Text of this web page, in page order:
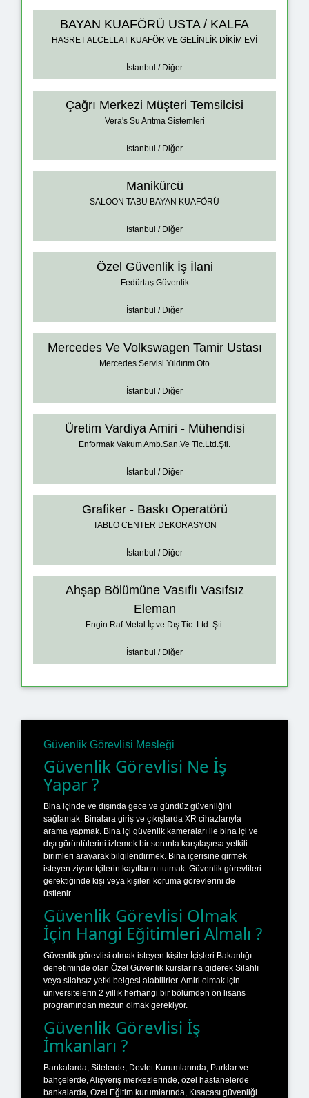
BAYAN KUAFÖRÜ USTA / KALFA
HASRET ALCELLAT KUAFÖR VE GELİNLİK DİKİM EVİ
İstanbul / Diğer
Çağrı Merkezi Müşteri Temsilcisi
Vera's Su Arıtma Sistemleri
İstanbul / Diğer
Manikürcü
SALOON TABU BAYAN KUAFÖRÜ
İstanbul / Diğer
Özel Güvenlik İş İlani
Fedürtaş Güvenlik
İstanbul / Diğer
Mercedes Ve Volkswagen Tamir Ustası
Mercedes Servisi Yıldırım Oto
İstanbul / Diğer
Üretim Vardiya Amiri - Mühendisi
Enformak Vakum Amb.San.Ve Tic.Ltd.Şti.
İstanbul / Diğer
Grafiker - Baskı Operatörü
TABLO CENTER DEKORASYON
İstanbul / Diğer
Ahşap Bölümüne Vasıflı Vasıfsız
Eleman
Engin Raf Metal İç ve Dış Tic. Ltd. Şti.
İstanbul / Diğer
Güvenlik Görevlisi Mesleği
Güvenlik Görevlisi Ne İş
Yapar ?
Bina içinde ve dışında gece ve gündüz güvenliğini
sağlamak. Binalara giriş ve çıkışlarda XR cihazlarıyla
arama yapmak. Bina içi güvenlik kameraları ile bina içi ve
dışı görüntülerini izlemek bir sorunla karşılaşırsa yetkili
birimleri arayarak bilgilendirmek. Bina içerisine girmek
isteyen ziyaretçilerin kayıtlarını tutmak. Güvenlik görevlileri
gerektiğinde kişi veya kişileri koruma görevlerini de
üstlenir.
Güvenlik Görevlisi Olmak
İçin Hangi Eğitimleri Almalı ?
Güvenlik görevlisi olmak isteyen kişiler İçişleri Bakanlığı
denetiminde olan Özel Güvenlik kurslarına giderek Silahlı
veya silahsız yetki belgesi alabilirler. Amiri olmak için
üniversitelerin 2 yıllık herhangi bir bölümden ön lisans
programından mezun olmak gerekiyor.
Güvenlik Görevlisi İş
İmkanları ?
Bankalarda, Sitelerde, Devlet Kurumlarında, Parklar ve
bahçelerde, Alışveriş merkezlerinde, özel hastanelerde
bankalarda, Özel Eğitim kurumlarında, Kısacası güvenliği